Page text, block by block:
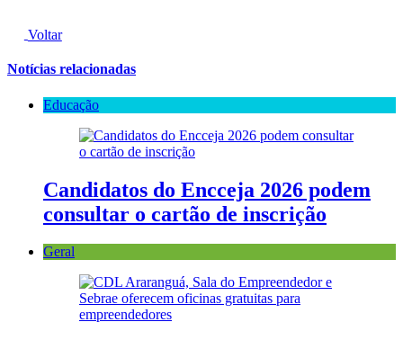
Voltar
Notícias relacionadas
Educação
Candidatos do Encceja 2026 podem
consultar o cartão de inscrição
Geral